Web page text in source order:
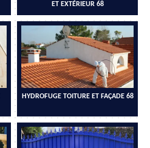
ET EXTÉRIEUR 68
HYDROFUGE TOITURE ET FAÇADE 68